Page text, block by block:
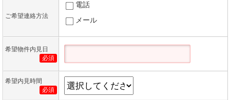
ご希望連絡方法
電話
メール
希望物件内見日
必須
希望内見時間
必須